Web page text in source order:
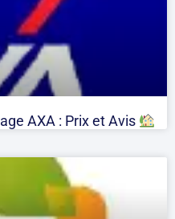
AXA : Prix et Avis